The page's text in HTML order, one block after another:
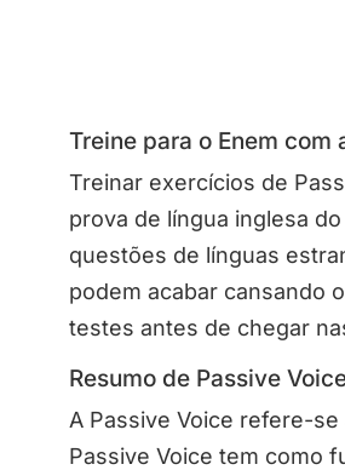
Treine para o Enem
Treinar exercícios de
prova de língua inglesa do
questões de línguas
podem acabar cansando
testes antes de chegar
Resumo de Passive
A Passive Voice refere-
Passive Voice tem como